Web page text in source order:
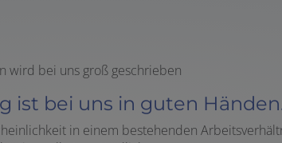
wird bei uns groß geschrieben
ist bei uns in guten
in einem bestehenden